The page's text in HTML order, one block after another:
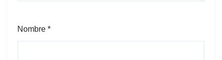
Nombre *